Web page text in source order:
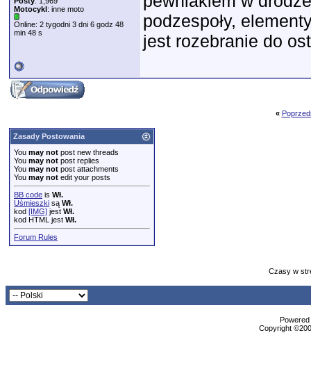
Motocykl: inne moto
Online: 2 tygodni 3 dni 6 godz 48
min 48 s
podzespoły,
jest rozebranie do
«
Zasady Postowania
You may not post new threads
You may not post replies
You may not post attachments
You may not edit your posts
BB code is Wł.
Uśmieszki są Wł.
kod [IMG] jest Wł.
kod HTML jest Wł.
Forum Rules
Czasy w
Copyright